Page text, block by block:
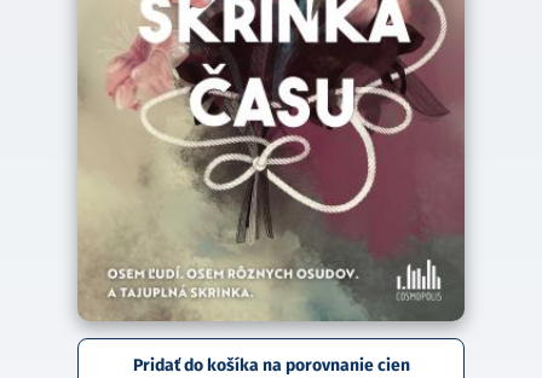
Pridať do košíka na porovnanie cien